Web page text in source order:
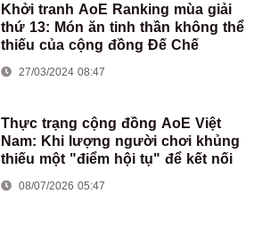
Khởi tranh AoE Ranking mùa giải
thứ 13: Món ăn tinh thần không thể
thiếu của cộng đồng Đế Chế
27/03/2024 08:47
Thực trạng cộng đồng AoE Việt
Nam: Khi lượng người chơi khủng
thiếu một "điểm hội tụ" để kết nối
08/07/2026 05:47